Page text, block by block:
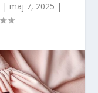
| maj 7, 2025 |